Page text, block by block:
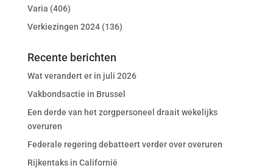
Varia (406)
Verkiezingen 2024(136)
Recente berichten
Wat verandert er in juli 2026
Vakbondsactie in Brussel
Een derde van het zorgpersoneel draait wekelijks
overuren
Federale regering debatteert verder over overuren
Rijkentaks in Californië